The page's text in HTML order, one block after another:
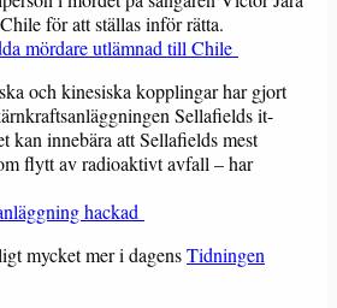
för att ställas inför rätta.
mördare utlämnad till Chile
och kinesiska kopplingar har gjort
Sellafields it-
kan innebära att Sellafields mest
flytt av radioaktivt avfall – har
hackad
mycket mer i dagensTidningen